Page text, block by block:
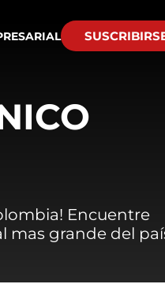
Encuentre
mas grande del